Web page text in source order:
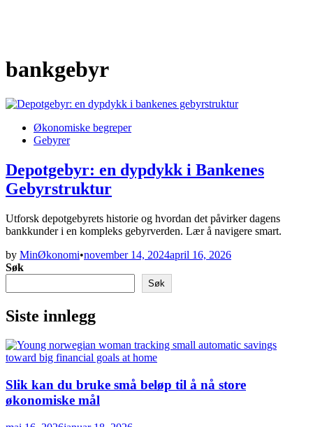
bankgebyr
PostedØkonomiske begreper
Gebyrer
Depotgebyr: en dypdykk i Bankenes
Gebyrstruktur
Utforsk depotgebyrets historie og hvordan det påvirker dagens
bankkunder i en kompleks gebyrverden. Lær å navigere smart.
by MinØkonomi•november 14, 2024april 16, 2026
Søk
Søk
Siste innlegg
Slik kan du bruke små beløp til å nå store
økonomiske mål